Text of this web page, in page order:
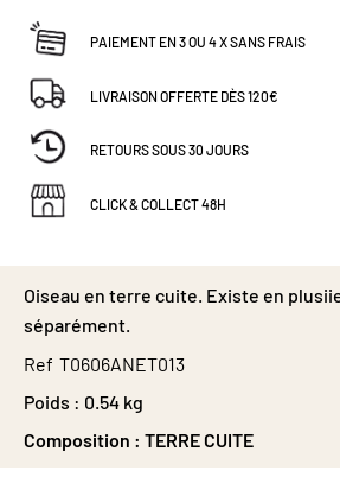
PAIEMENT EN 3 OU 4 X SANS FRAIS
LIVRAISON OFFERTE DÈS 120€
RETOURS SOUS 30 JOURS
CLICK & COLLECT 48H
Oiseau en terre cuite. Existe en
séparément.
Ref T0606ANET013
Poids : 0.54 kg
Composition : TERRE CUITE